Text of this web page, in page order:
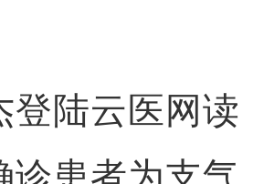
陆云医网读
诊患者为支气